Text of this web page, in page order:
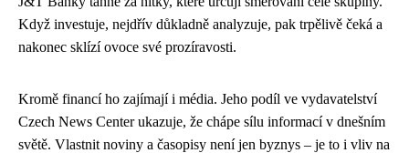
Když investuje, nejdřív důkladně analyzuje, pak trpělivě čeká a
nakonec sklízí ovoce své prozíravosti.
Kromě financí ho zajímají i média. Jeho podíl ve vydavatelství
Czech News Center ukazuje, že chápe sílu informací v dnešním
světě. Vlastnit noviny a časopisy není jen byznys – je to i vliv na